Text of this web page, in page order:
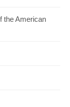
the American